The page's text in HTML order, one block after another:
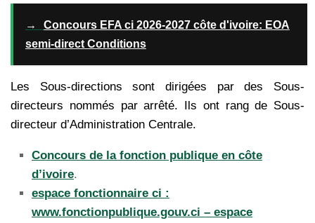
→
Concours EFA ci 2026-2027 côte d'ivoire: EOA
semi-direct Conditions
Les Sous-directions sont dirigées par des Sous-
directeurs nommés par arrêté. Ils ont rang de Sous-
directeur d’Administration Centrale.
Concours de la fonction publique en côte
d’ivoire.
espace fonctionnaire ci :
www.fonctionpublique.gouv.ci – espace